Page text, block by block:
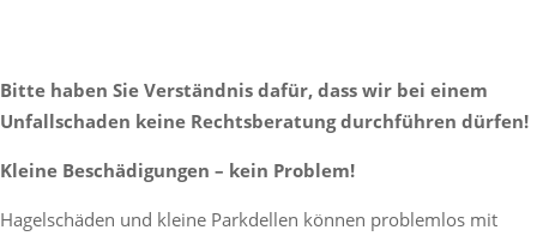
Bitte haben Sie Verständnis dafür, dass wir bei einem
Unfallschaden keine Rechtsberatung durchführen dürfen!
Kleine Beschädigungen – kein Problem!
Hagelschäden und kleine Parkdellen können problemlos mit